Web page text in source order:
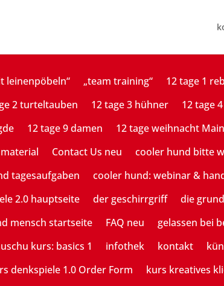
leinenpöbeln“ „team training“
12 tage 1
2 turteltauben 12 tage 3 hühner
12 tage
12 tage 9 damen
12 tage weihnacht
Contact Us neu
cooler hund bitte
tagesaufgaben
cooler hund: webinar &
2.0 hauptseite der geschirrgriff
die
mensch startseite FAQ neu
gelassen bei
kurs: basics 1 infothek kontakt
denkspiele 1.0 Order Form
kurs kreatives